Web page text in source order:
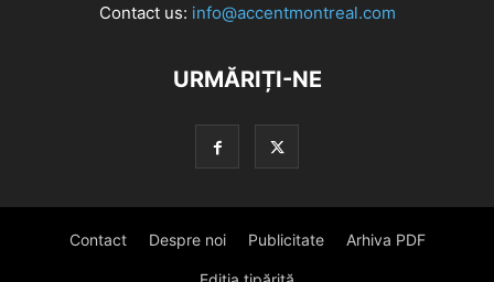
Contact us: info@accentmontreal.com
URMĂRIȚI-NE
Contact Despre noi Publicitate Arhiva PDF